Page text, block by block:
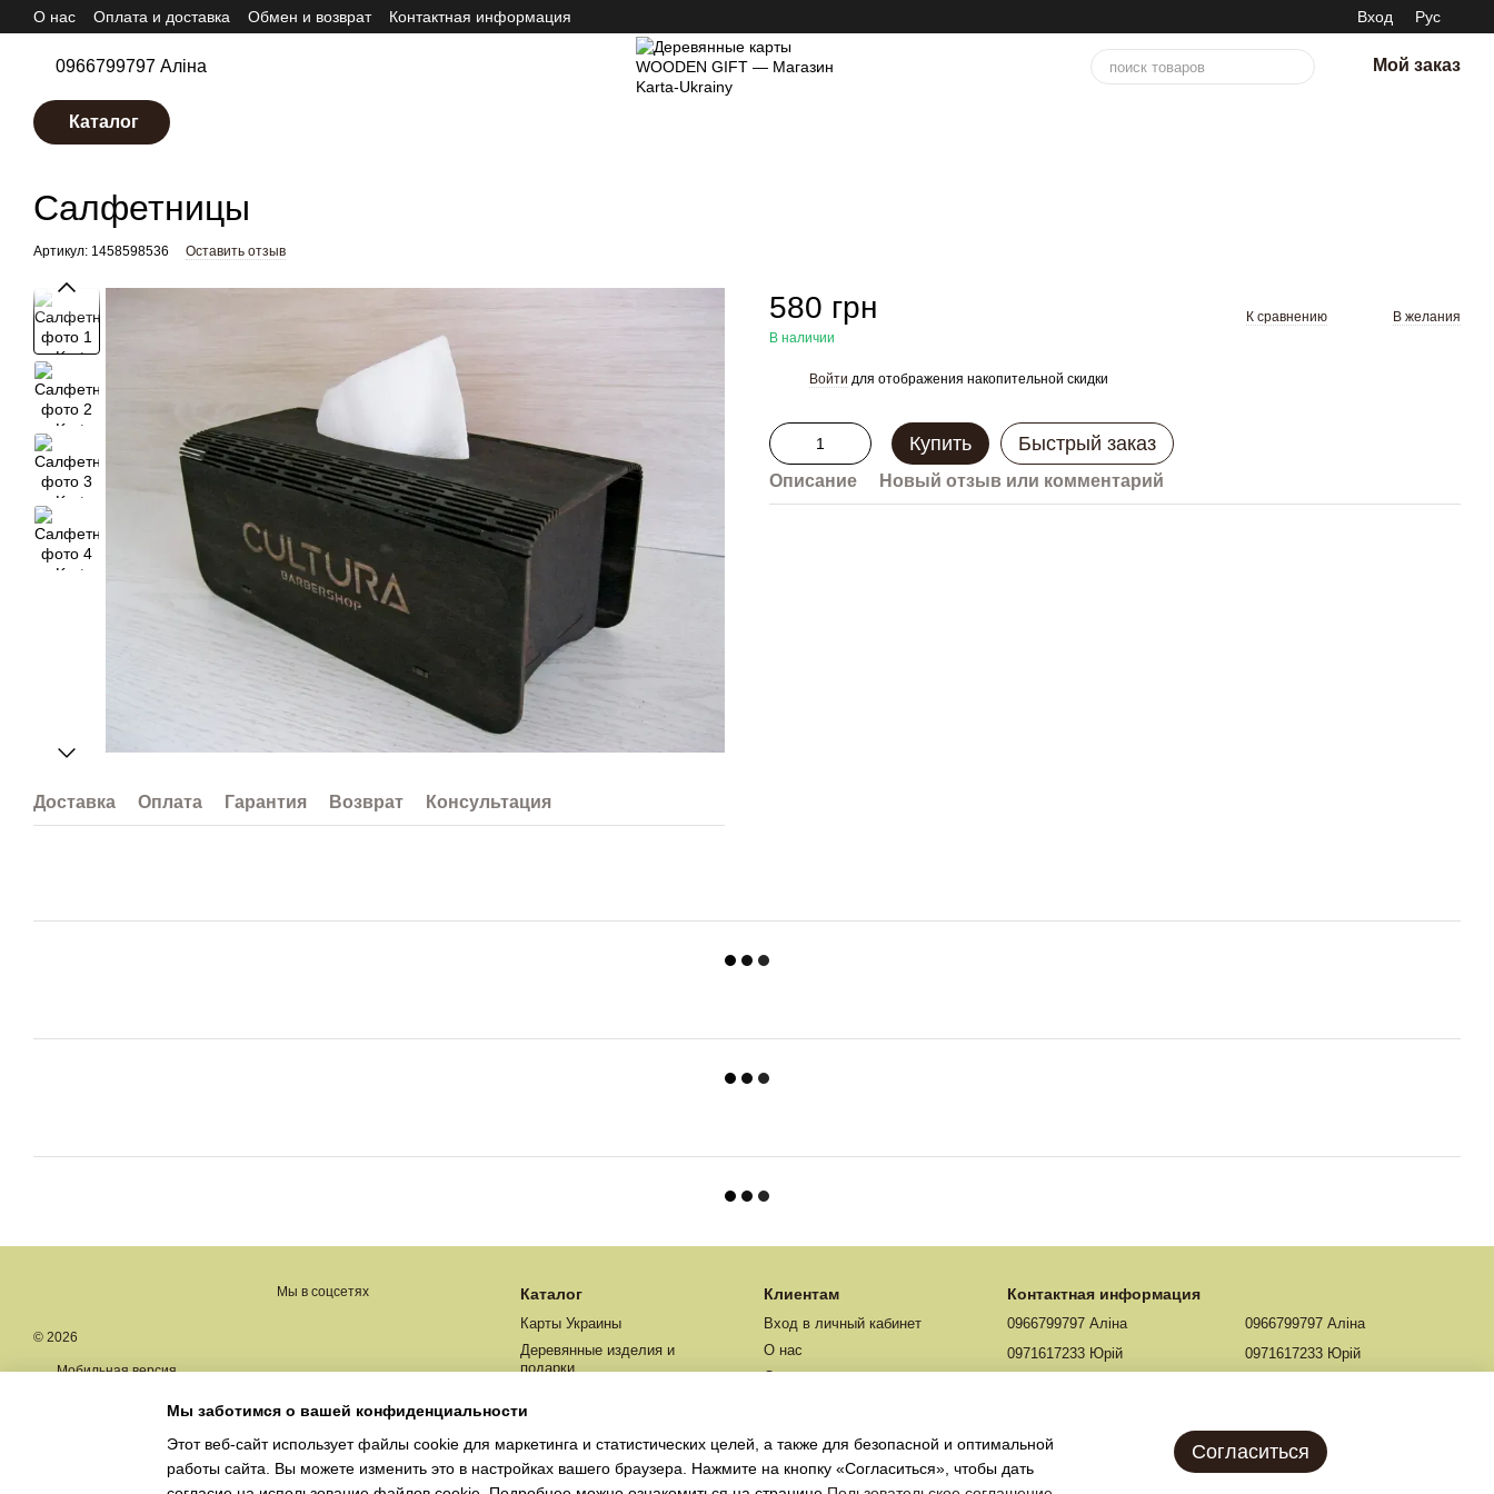
Перейти к основному контенту
О нас Оплата и доставка Обмен и возврат Контактная информация Вход Рус
0966799797 Аліна Мой заказ
Каталог
Салфетницы
Артикул: 1458598536 Оставить отзыв
Доставка Оплата Гарантия Возврат Консультация
580 грн
В наличии
К сравнению В желания
Войти для отображения накопительной скидки
Купить Быстрый заказ
Описание Новый отзыв или комментарий
© 2026
Мобильная версия
Мы в соцсетях Каталог
Карты Украины
Деревянные изделия и
подарки
Клиентам
Вход в личный кабинет
О нас
Оплата и доставка
Контактная информация
0966799797 Аліна
0971617233 Юрій
0966799797 Аліна
0971617233 Юрій
г. Тернополь, ул. Бродовская 5-Б
Карта проезда
Мы заботимся о вашей конфиденциальности
Этот веб-сайт использует файлы cookie для маркетинга и статистических целей, а также для безопасной и оптимальной
работы сайта. Вы можете изменить это в настройках вашего браузера. Нажмите на кнопку «Согласиться», чтобы дать
Согласиться